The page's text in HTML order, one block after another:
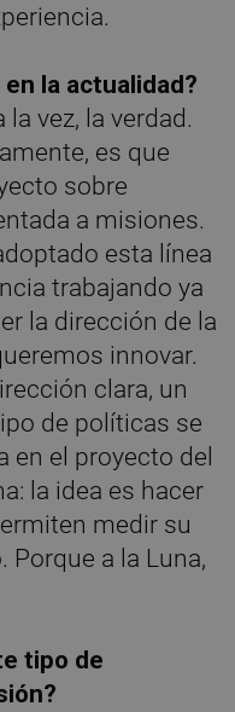
la actualidad?
vez, la verdad.
es que
sobre
a misiones.
esta línea
trabajando ya
la dirección de la
innovar.
clara, un
de políticas se
en el proyecto del
la idea es hacer
medir su
Porque a la Luna,
tipo de